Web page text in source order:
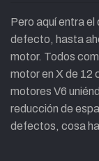
Pero aquí entra el
defecto, hasta
motor. Todos
motor en X de 12
motores V6
reducción de
defectos, cosa